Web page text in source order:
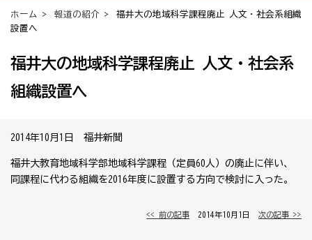
ホーム > 報道の紹介 > 福井大の地域科学課程廃止 人文・社会系組織
設置へ
福井大の地域科学課程廃止 人文・社会系
組織設置へ
2014年10月1日 福井新聞
福井大教育地域科学部地域科学課程（定員60人）の廃止に伴い、
同課程に代わる組織を2016年度に設置する方向で検討に入った。
<< 前の記事 │ 2014年10月1日 │次の記事 >>